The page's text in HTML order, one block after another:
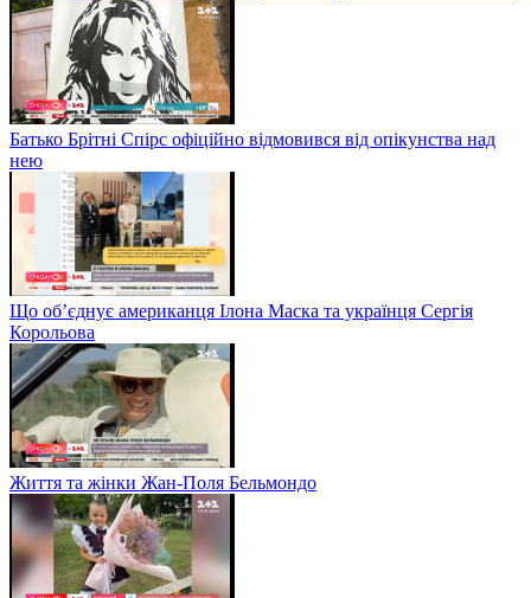
Батько Брітні Спірс офіційно відмовився від опікунства над
нею
Що об’єднує американця Ілона Маска та українця Сергія
Корольова
Життя та жінки Жан-Поля Бельмондо